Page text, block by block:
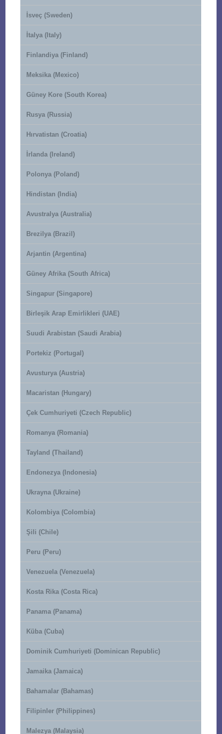
İsveç (Sweden)
İtalya (Italy)
Finlandiya (Finland)
Meksika (Mexico)
Güney Kore (South Korea)
Rusya (Russia)
Hırvatistan (Croatia)
İrlanda (Ireland)
Polonya (Poland)
Hindistan (India)
Avustralya (Australia)
Brezilya (Brazil)
Arjantin (Argentina)
Güney Afrika (South Africa)
Singapur (Singapore)
Birleşik Arap Emirlikleri (UAE)
Suudi Arabistan (Saudi Arabia)
Portekiz (Portugal)
Avusturya (Austria)
Macaristan (Hungary)
Çek Cumhuriyeti (Czech Republic)
Romanya (Romania)
Tayland (Thailand)
Endonezya (Indonesia)
Ukrayna (Ukraine)
Kolombiya (Colombia)
Şili (Chile)
Peru (Peru)
Venezuela (Venezuela)
Kosta Rika (Costa Rica)
Panama (Panama)
Küba (Cuba)
Dominik Cumhuriyeti (Dominican Republic)
Jamaika (Jamaica)
Bahamalar (Bahamas)
Filipinler (Philippines)
Malezya (Malaysia)